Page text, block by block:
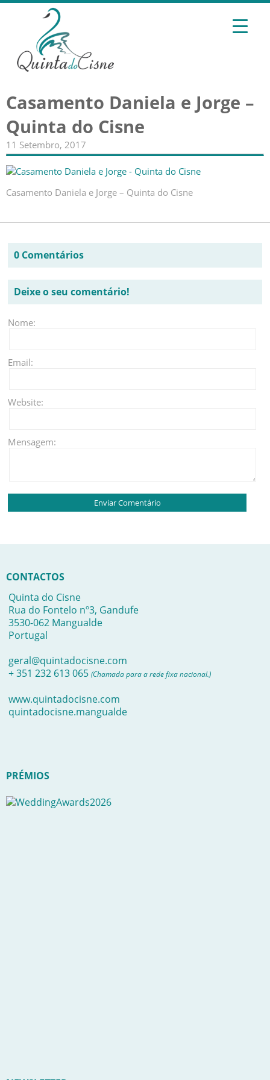
Casamento Daniela e Jorge –
Quinta do Cisne
11 Setembro, 2017
Casamento Daniela e Jorge – Quinta do Cisne
0 Comentários
Deixe o seu comentário!
Nome:
Email:
Website:
Mensagem:
CONTACTOS
Quinta do Cisne
Rua do Fontelo nº3, Gandufe
3530-062 Mangualde
Portugal
geral@quintadocisne.com
+ 351 232 613 065 (Chamada para a rede fixa nacional.)
www.quintadocisne.com
quintadocisne.mangualde
PRÉMIOS